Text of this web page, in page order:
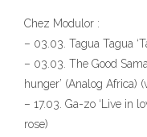
Chez Modulor :
– 03.03. Tagua Tagua
– 03.03. The Good
hunger’ (Analog Africa)
– 17.03. Ga-zo ‘Live in
rose)